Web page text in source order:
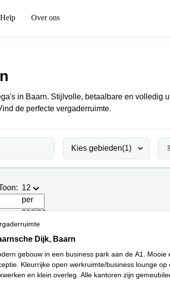
Help Over ons
in Baarn. Stijlvolle, betaalbare en volledig
de perfecte vergaderruimte.
Kies gebieden(1)
12
per
pagina
Dijk 4d, Baarn
Dijk, Baarn
gebouw in een business park aan de A1. Mooie
Kleurrijke open werkruimte/business lounge
en klein overleg. Alle kantoren zijn